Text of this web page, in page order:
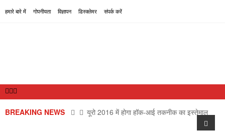
हमारे बारे में गोपनीयता विज्ञापन डिस्क्लेमर संपर्क करें
BREAKING NEWS
यूरो 2016 में होगा हॉक-आई तकनीक का इस्तेमाल
कोहिनूर मुद्दा : 'एसजीपीसी सर्वोच्च न्यायालय में